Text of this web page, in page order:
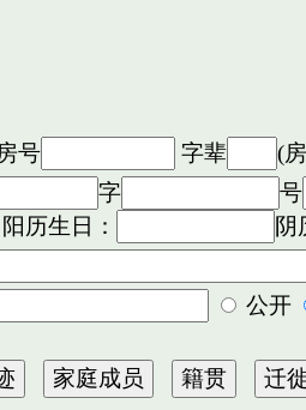
号 字辈
(
字 号
历生日： 阴
公开